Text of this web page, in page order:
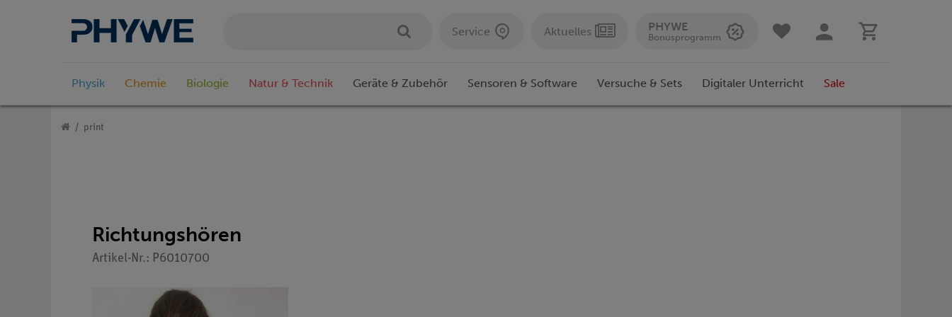
Service Aktuelles PHYWE
Bonusprogramm
Physik Chemie Biologie Natur & Technik Geräte & Zubehör Sensoren & Software Versuche & Sets Digitaler Unterricht Sale
print
Richtungshören
Artikel-Nr.: P6010700